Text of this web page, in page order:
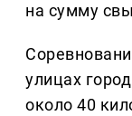
на сумму
улицах
около 40